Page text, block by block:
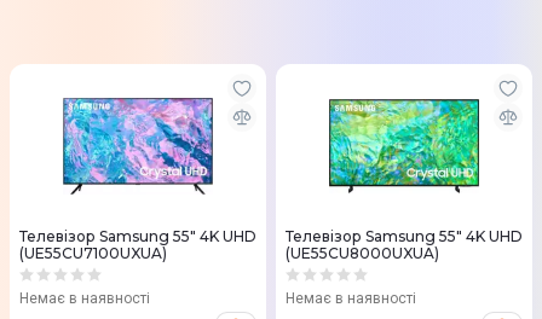
Телевізор Samsung 55" 4K UHD
(UE55CU7100UXUA)
Немає в наявності
Телевізор Samsung 55" 4K UHD
(UE55CU8000UXUA)
Немає в наявності